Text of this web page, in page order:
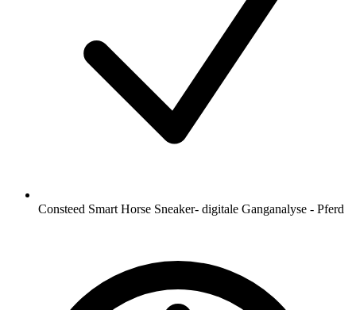
Consteed Smart Horse Sneaker- digitale Ganganalyse - Pferd